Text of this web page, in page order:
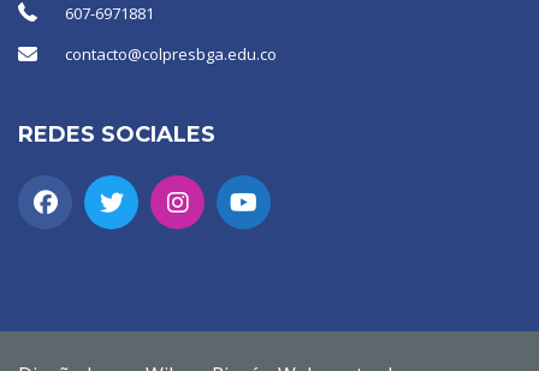
607-6971881
contacto@colpresbga.edu.co
REDES SOCIALES